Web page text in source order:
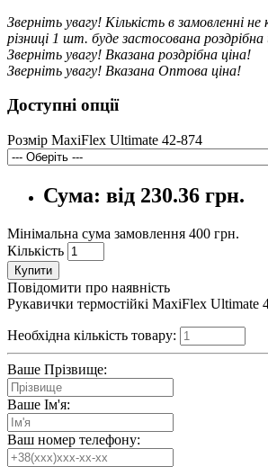
Зверніть увагу! Кількість в замовленні
різниці 1 шт. буде застосована роздрібна
Зверніть увагу! Вказана роздрібна ціна!
Зверніть увагу! Вказана Оптова ціна!
Доступні опції
Розмір MaxiFlex Ultimate 42-874
Сума: від 230.36 грн.
Мінімальна сума замовлення 400 грн.
Кількість
Купити
Повідомити про наявність
Рукавички термостійкі MaxiFlex Ultimate
Необхідна кількість товару:
Ваше Прізвище:
Ваше Ім'я:
Ваш номер телефону: